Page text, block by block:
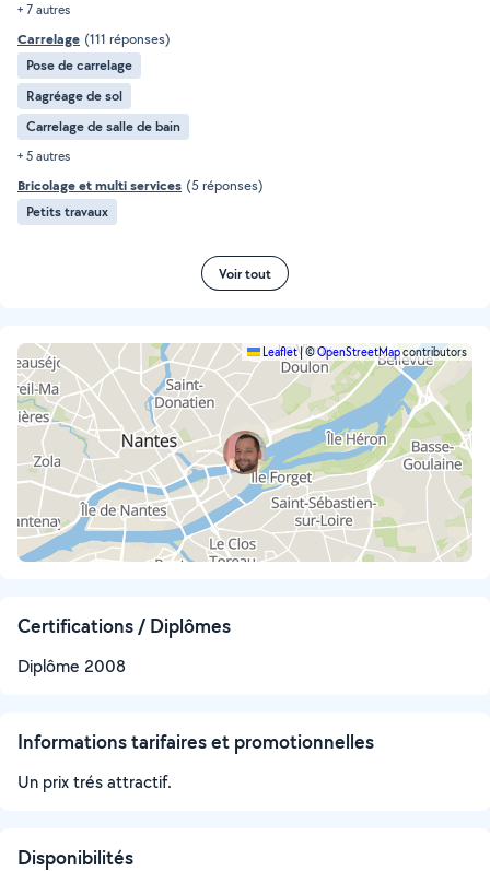
+ 7 autres
Carrelage (111 réponses)
Pose de carrelage
Ragréage de sol
Carrelage de salle de bain
+ 5 autres
Bricolage et multi services (5 réponses)
Petits travaux
Voir tout
Leaflet|©OpenStreetMapcontributors
Certifications / Diplômes
Diplôme 2008
Informations tarifaires et promotionnelles
Un prix trés attractif.
Disponibilités